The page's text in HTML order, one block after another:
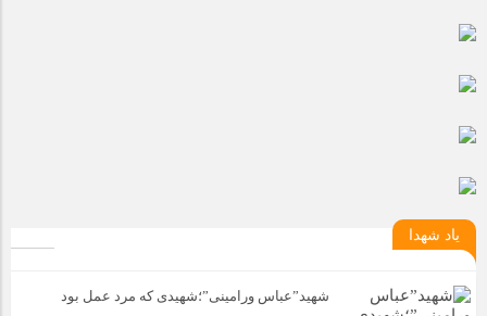
یاد شهدا
شهید”عباس ورامینی”؛شهیدی که مرد عمل بود